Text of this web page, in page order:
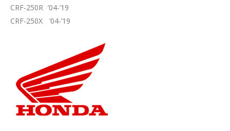
CRF-250R ’04-’19
CRF-250X ’04-’19